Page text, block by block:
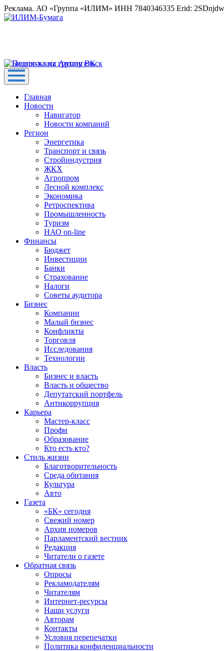
Реклама. АО «Группа «ИЛИМ» ИНН 7840346335 Erid:
Главная
Новости
Навигатор
Новости компаний
Регион
Энергетика
Транспорт и связь
Стройиндустрия
ЖКХ
Агропром
Лесной комплекс
Экономика
Ретроспектива
Промышленность
Туризм
НАО on-line
Финансы
Бюджет
Инвестиции
Банки
Страхование
Налоги
Советы аудитора
Бизнес
Компании
Малый бизнес
Конфликты
Торговля
Исследования
Технологии
Власть
Бизнес и власть
Власть и общество
Депутатский портфель
Антикоррупция
Карьера
Мастер-класс
Профи
Образование
Кто есть кто?
Стиль жизни
Благотворительность
Среда обитания
Культура
Авто
Газета
«БК» сегодня
Свежий номер
Архив номеров
Парламентский вестник
Редакция
Читатели о газете
Обратная связь
Опросы
Рекламодателям
Читателям
Интернет-ресурсы
Наши услуги
Авторам
Контакты
Условия перепечатки
Политика конфиденциальности